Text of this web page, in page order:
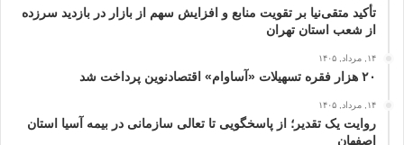
تأکید متقی‌نیا بر تقویت منابع و افزایش سهم از بازار در بازدید سرزده
از شعب استان تهران
۱۴, مرداد, ۱۴۰۵
۲۰ هزار فقره تسهیلات «آساوام» اقتصادنوین پرداخت شد
۱۴, مرداد, ۱۴۰۵
روایت یک تقدیر؛ از پاسخگویی تا تعالی سازمانی در بیمه آسیا استان
اصفهان